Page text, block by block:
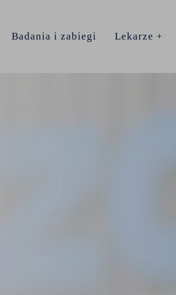
Badania i zabiegi Lekarze